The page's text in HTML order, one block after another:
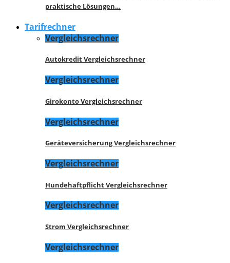
praktische Lösungen…
Tarifrechner
Vergleichsrechner
Autokredit Vergleichsrechner
Vergleichsrechner
Girokonto Vergleichsrechner
Vergleichsrechner
Geräteversicherung Vergleichsrechner
Vergleichsrechner
Hundehaftpflicht Vergleichsrechner
Vergleichsrechner
Strom Vergleichsrechner
Vergleichsrechner